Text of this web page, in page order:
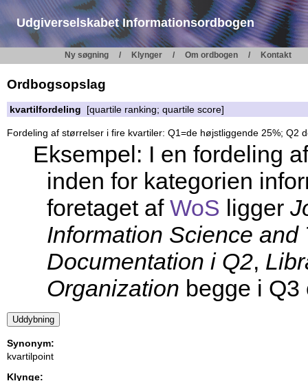
Udgiverselskabet Informationsordbogen
Ny søgning Klynger Om ordbogen Kontakt
Ordbogsopslag
kvartilfordeling [quartile ranking; quartile score]
Fordeling af størrelser i fire kvartiler: Q1=de højstliggende 25%;
Eksempel: I en fordeling
inden for kategorien
foretaget af WoS ligger
Information Science and
Documentation i Q2,
Organization begge i
Synonym:
kvartilpoint
Klynge: